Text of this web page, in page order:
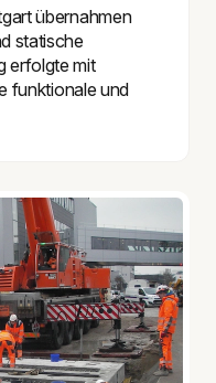
übernahmen
statische
erfolgte mit
funktionale und